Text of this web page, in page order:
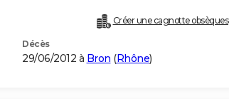
Créer une cagnotte obsèques
Décès
29/06/2012 à Bron (Rhône)